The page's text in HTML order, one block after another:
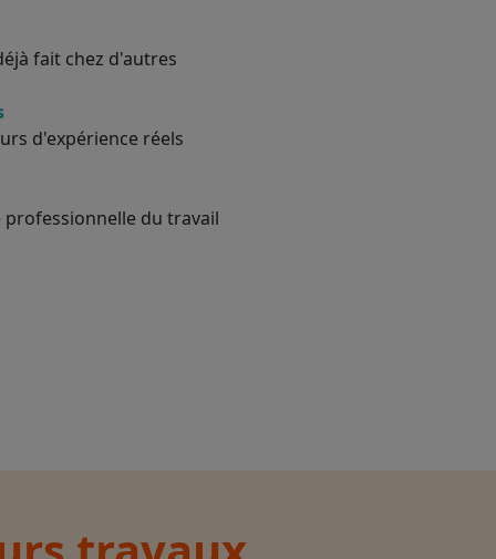
fait chez d'autres
d'expérience réels
du travail